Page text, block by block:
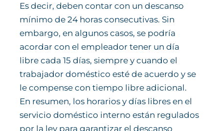
Es decir, deben contar con un descanso
mínimo de 24 horas consecutivas. Sin
embargo, en algunos casos, se podría
acordar con el empleador tener un día
libre cada 15 días, siempre y cuando el
trabajador doméstico esté de acuerdo y se
le compense con tiempo libre adicional.
En resumen, los horarios y días libres en el
servicio doméstico interno están regulados
por la ley para garantizar el descanso